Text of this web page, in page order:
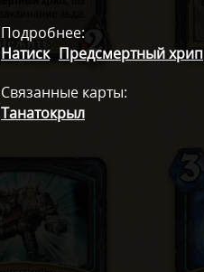
Подробнее:
Натиск Предсмертный хрип
Связанные карты:
Танатокрыл